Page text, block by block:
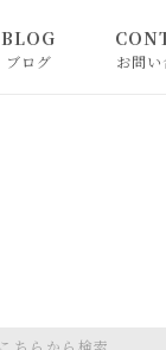
BLOG
ブログ お問